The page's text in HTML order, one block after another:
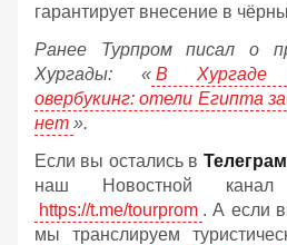
гарантирует внесение в
Ранее Турпром писал о
Хургады: « В Хургаде
овербукинг: отели Египта
нет ».
Если вы остались в
наш Новостной
https://t.me/tourprom . А если
мы транслируем